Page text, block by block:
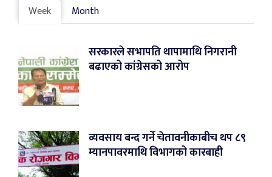
Week Month
सरकारले सभापति थापामाथि निगरानी
बढाएको कांग्रेसको आरोप
व्यवसाय बन्द गर्ने चेतावनीकाबीच थप ८९
म्यानपावरमाथि विभागको कारबाही